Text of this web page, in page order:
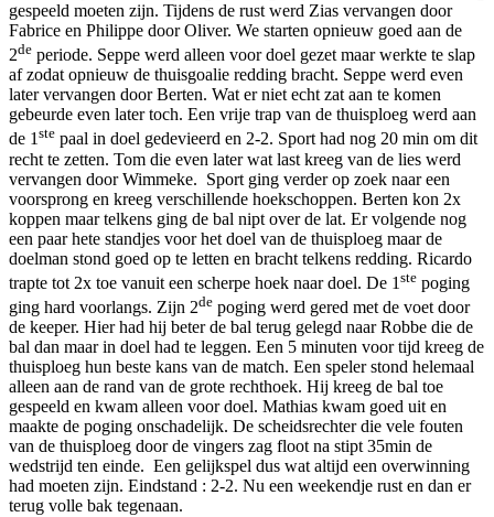
gespeeld moeten zijn. Tijdens de rust werd Zias vervangen door
Fabrice en Philippe door Oliver. We starten opnieuw goed aan de
2de periode. Seppe werd alleen voor doel gezet maar werkte te slap
af zodat opnieuw de thuisgoalie redding bracht. Seppe werd even
later vervangen door Berten. Wat er niet echt zat aan te komen
gebeurde even later toch. Een vrije trap van de thuisploeg werd aan
de 1ste paal in doel gedevieerd en 2-2. Sport had nog 20 min om dit
recht te zetten. Tom die even later wat last kreeg van de lies werd
vervangen door Wimmeke. Sport ging verder op zoek naar een
voorsprong en kreeg verschillende hoekschoppen. Berten kon 2x
koppen maar telkens ging de bal nipt over de lat. Er volgende nog
een paar hete standjes voor het doel van de thuisploeg maar de
doelman stond goed op te letten en bracht telkens redding. Ricardo
trapte tot 2x toe vanuit een scherpe hoek naar doel. De 1 ste poging
ging hard voorlangs. Zijn 2de poging werd gered met de voet door
de keeper. Hier had hij beter de bal terug gelegd naar Robbe die de
bal dan maar in doel had te leggen. Een 5 minuten voor tijd kreeg de
thuisploeg hun beste kans van de match. Een speler stond helemaal
alleen aan de rand van de grote rechthoek. Hij kreeg de bal toe
gespeeld en kwam alleen voor doel. Mathias kwam goed uit en
maakte de poging onschadelijk. De scheidsrechter die vele fouten
van de thuisploeg door de vingers zag floot na stipt 35min de
wedstrijd ten einde. Een gelijkspel dus wat altijd een overwinning
had moeten zijn. Eindstand : 2-2. Nu een weekendje rust en dan er
terug volle bak tegenaan.